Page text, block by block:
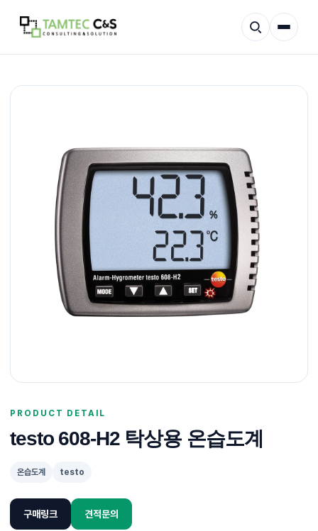
제품 소개
고객지원
맞춤견적
PRODUCT DETAIL
testo 608-H2 탁상용 온습도계
온습도계 testo
구매링크 견적문의